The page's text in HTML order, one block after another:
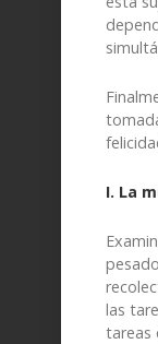
I. La
las
tareas